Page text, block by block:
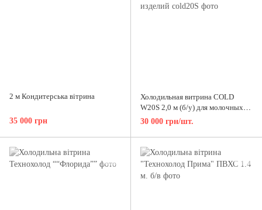
2 м Кондитерська вітрина
35 000 грн
Холодильная витрина COLD
W20S 2,0 м (б/у) для молочных
продуктов и колбасных изделий
30 000 грн/шт.